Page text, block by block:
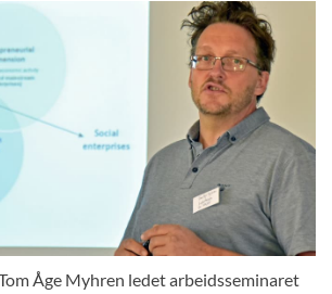
Åge Myhren ledet arbeidsseminaret